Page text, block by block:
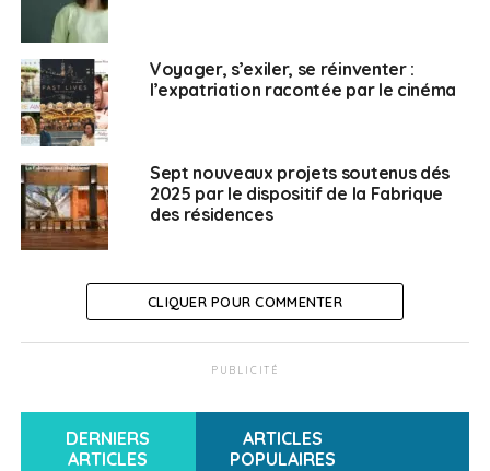
Mira littérature
BD, poésie.;
Mira Spectacle vivant: Théâtre, danse,
arts de la rue, cirque, marionnettes,
musiques actuelles et contemporaines.
Une dizaine de lauréats seront sélectionnés par appel,
pour des mobilités se déroulant entre fin 2023 et juin
2024.
Candidatez !
Les candidats doivent présenter un projet de création
ou de recherche sur un sujet ou une thématique de leur
Les critères d’évaluation des candidatures sont :
Voyager, s’exiler, se réinventer :
l’expatriation racontée par le cinéma
Sept nouveaux projets soutenus dés
2025 par le dispositif de la Fabrique
des résidences
CLIQUER POUR COMMENTER
PUBLICITÉ
DERNIERS
ARTICLES
ARTICLES
POPULAIRES